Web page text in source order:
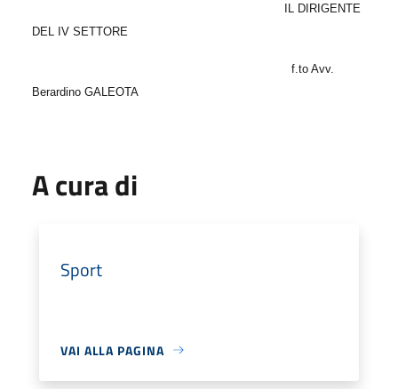
IL DIRIGENTE
DEL IV SETTORE
f.to Avv.
Berardino GALEOTA
A cura di
Sport
VAI ALLA PAGINA